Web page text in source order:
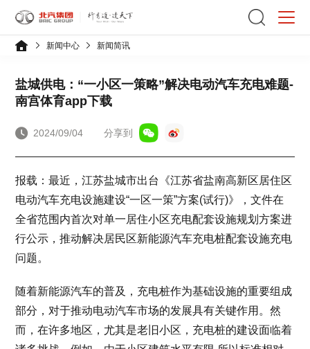
新闻中心 新闻简讯
盐城供电：“一小区一策略”解决电动汽车充电难题-
南宫体育app下载
2024/09/04 分享到
报载：最近，江苏盐城市出台《江苏省盐南高新区居住区
电动汽车充电设施建设“一区一策”方案(试行)》，文件在
全省范围内首次对单一居住小区充电配套设施规划方案进
行公示，推动解决居民区新能源汽车充电桩配套设施充电
问题。
随着新能源汽车的普及，充电桩作为基础设施的重要组成
部分，对于推动电动汽车市场的发展具有关键作用。然
而，在许多地区，尤其是老旧小区，充电桩的建设面临着